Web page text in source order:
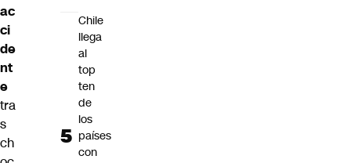
ac
ci
de
nt
e
tra
s
ch
Chile
llega
al
top
ten
de
los
países
con